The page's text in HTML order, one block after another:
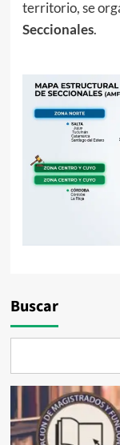
territorio, se
Seccionales.
Buscar